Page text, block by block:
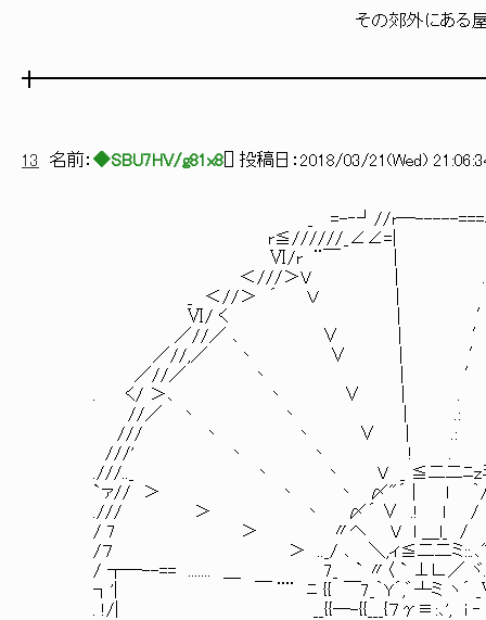
その郊外にある屋
13 名前： ◆SBU7HV/g81x8 ] 投稿日： 2018/03/21(Wed)
_ =-‐┘//r―-----===ﾆ′ ＞ '
r≦//////_∠∠=| ′ ＞/
Ⅵ/r ¨￣ | ′ /
＜///＞V | .
_ ＜//＞ ´
Ⅵ/ く |
／//／ ､ ∨ |
／//,／ 丶 ∨ |
／//／ 丶 | ′
. く/ ＞､ 丶 ∨
//／ 丶 丶 | .:
/// 丶 丶 ∨ | .: /
///' 丶 丶 ! . /
.///.._ 丶 丶 V _ ≦二二ﾆｚミ
`ァ// ＞ 丶 丶 〆"´ | l ｀/
./// ＞ 丶 〆´ ∨ .! ｌ / .
/ 7 ＞ 〃ヘ V l ＿l_ / ／
/７ ＞ .._/ ､ ＼,ィ≦二二ミ::.､"
/ ┬―--== ....... ＿ 7_ ` 〃〈 ` ⊥∟／ ヾ.
┐'| ￣ ¨¨ ﾆ {{ ￣7_｀Y´,゛┴ミ
. !/| __{{―-{{___{７γ≡:､', i ‐